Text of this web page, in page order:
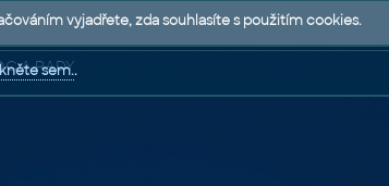
A RADY
vyjadřete, zda souhlasíte s použitím cookies.
sem..